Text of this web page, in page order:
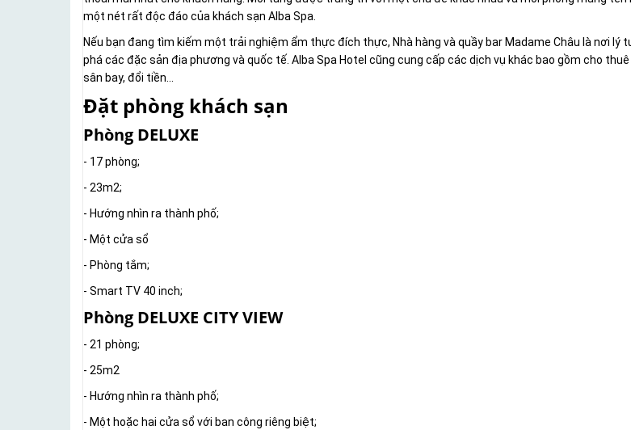
một nét rất độc đáo của khách sạn Alba Spa.
Nếu bạn đang tìm kiếm một trải nghiệm ẩm thực đích thực, Nhà hàng và quầy bar Madame Châu là nơi lý
phá các đặc sản địa phương và quốc tế. Alba Spa Hotel cũng cung cấp các dịch vụ khác bao gồm cho
sân bay, đổi tiền...
Đặt phòng khách sạn
Phòng DELUXE
- 17 phòng;
- 23m2;
- Hướng nhìn ra thành phố;
- Một cửa sổ
- Phòng tắm;
- Smart TV 40 inch;
Phòng DELUXE CITY VIEW
- 21 phòng;
- 25m2
- Hướng nhìn ra thành phố;
- Một hoặc hai cửa sổ với ban công riêng biệt;